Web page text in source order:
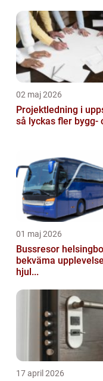
02 maj 2026
Projektledning i
så lyckas fler bygg-
01 maj 2026
Bussresor
bekväma
hjul...
17 april 2026